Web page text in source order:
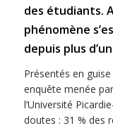
des étudiants.
phénomène
depuis plus
Présentés en
enquête menée
l’Université
doutes : 31 % des